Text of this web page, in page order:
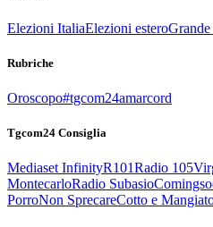
Elezioni ItaliaElezioni estero
Rubriche
Oroscopo#tgcom24amarcord
Tgcom24 Consiglia
Mediaset InfinityR101Radio 105
MontecarloRadio Subasio
PorroNon SprecareCotto e